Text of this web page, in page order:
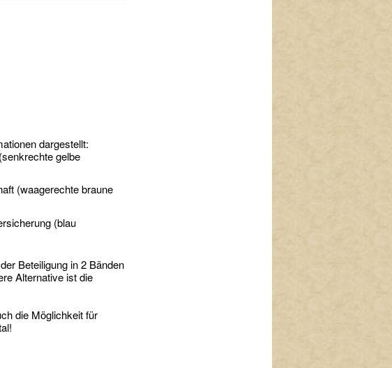
dargestellt:
gelbe
(waagerechte braune
(blau
Beteiligung in 2 Bänden
Alternative ist die
die Möglichkeit für